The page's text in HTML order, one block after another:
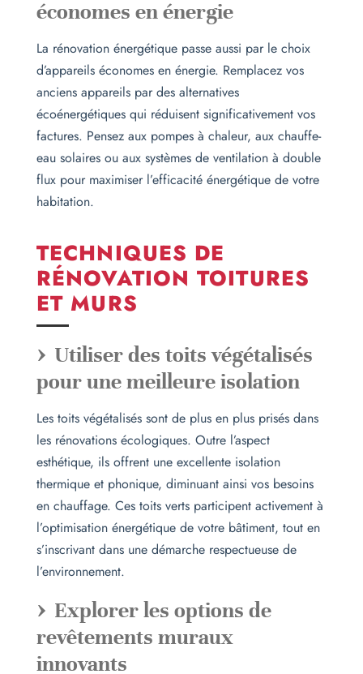
économes en énergie
La rénovation énergétique passe aussi par le choix
d’appareils économes en énergie. Remplacez vos
anciens appareils par des alternatives
écoénergétiques qui réduisent significativement vos
factures. Pensez aux pompes à chaleur, aux chauffe-
eau solaires ou aux systèmes de ventilation à double
flux pour maximiser l’efficacité énergétique de votre
habitation.
TECHNIQUES DE
RÉNOVATION TOITURES
ET MURS
Utiliser des toits végétalisés
pour une meilleure isolation
Les toits végétalisés sont de plus en plus prisés dans
les rénovations écologiques. Outre l’aspect
esthétique, ils offrent une excellente isolation
thermique et phonique, diminuant ainsi vos besoins
en chauffage. Ces toits verts participent activement à
l’optimisation énergétique de votre bâtiment, tout en
s’inscrivant dans une démarche respectueuse de
l’environnement.
Explorer les options de
revêtements muraux
innovants